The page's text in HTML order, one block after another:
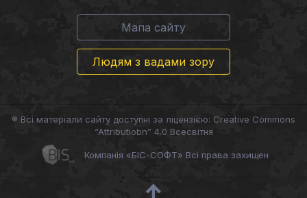
Мапа сайту
Людям з вадами зору
® Всі матеріали сайту доступні за ліцензією: Creative Commons
“Attributiobn” 4.0 Всесвітня
Компанія «БІС-СОФТ» Всі права захищен